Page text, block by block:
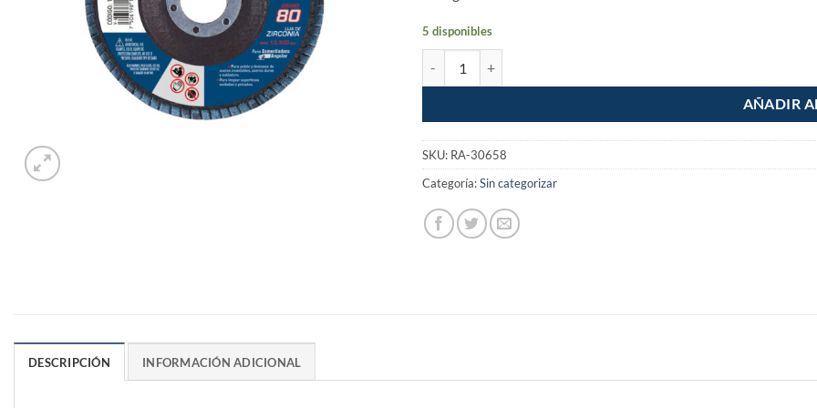
5 disponibles
AÑADIR
SKU: RA-30658
Categoría:Sin categorizar
DESCRIPCIÓN INFORMACIÓN ADICIONAL